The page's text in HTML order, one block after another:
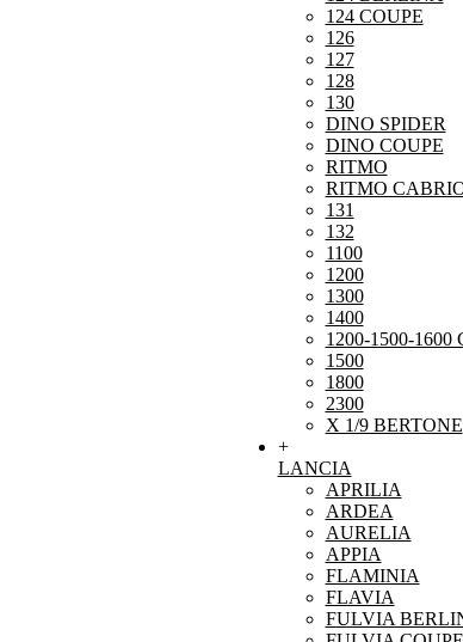
124 COUPE
126
127
128
130
DINO SPIDER
DINO COUPE
RITMO
RITMO
131
132
1100
1200
1300
1400
1200-1500-1600
1500
1800
2300
X 1/9 BERTONE
+
LANCIA
APRILIA
ARDEA
AURELIA
APPIA
FLAMINIA
FLAVIA
FULVIA